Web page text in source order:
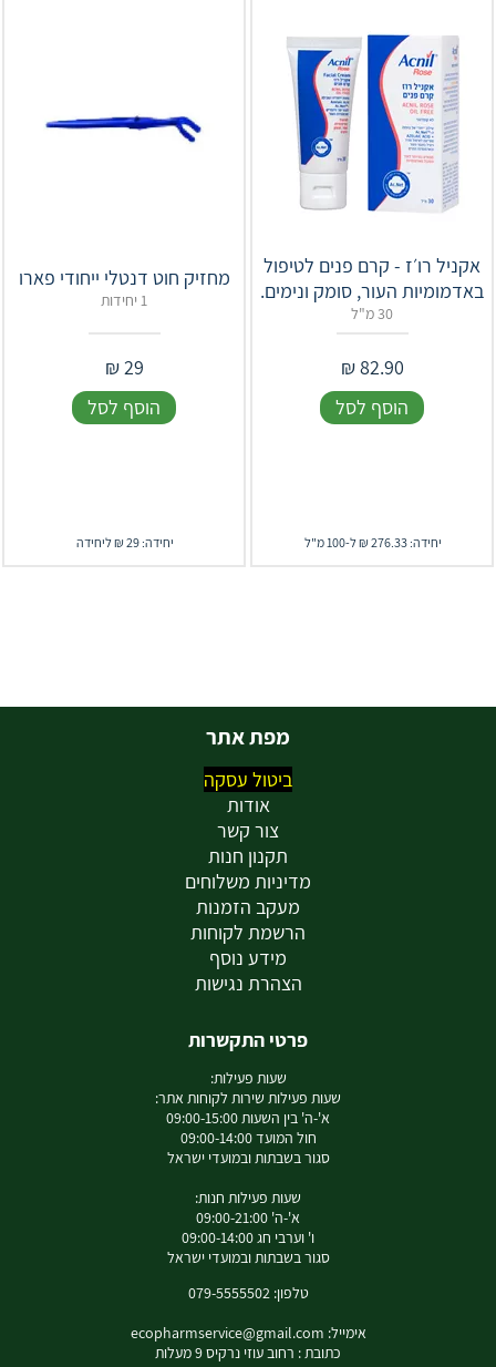
אקניל רו׳ז - קרם פנים לטיפול
באדמומיות העור, סומק ונימים.
30 מ"ל
82.90
₪
הוסף לסל
יחידה: 276.33 ₪ ל-100 מ"ל
מחזיק חוט דנטלי ייחודי פארו
1 יחידות
29
₪
הוסף לסל
יחידה: 29 ₪ ליחידה
מפת אתר
ביטול עסקה
אודות
צור קשר
תקנון חנות
מדיניות משלוחים
מעקב הזמנות
הרשמת לקוחות
מידע נוסף
הצהרת נגישות
פרטי התקשרות
שעות פעילות:
שעות פעילות שירות לקוחות אתר:
א'-ה' בין השעות 09:00-15:00
חול המועד 09:00-14:00
סגור בשבתות ובמועדי ישראל
שעות פעילות חנות:
א'-ה' 09:00-21:00
ו' וערבי חג 09:00-14:00
סגור בשבתות ובמועדי ישראל
טלפון: 079-5555502
אימייל: ecopharmservice@gmail.com
כתובת : רחוב עוזי נרקיס 9 מעלות